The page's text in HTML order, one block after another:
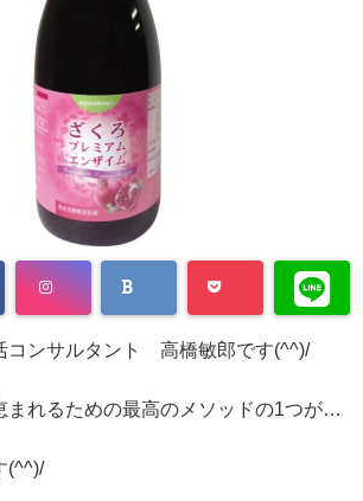
コンサルタント 高橋敏郎です(^^)/
まれるための最高のメソッドの1つが…
(^^)/